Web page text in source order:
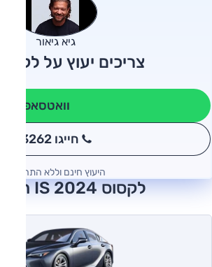
גיא גיאור
צריכים יעוץ על לקסוס IS?
וואטסאפ
חייגו 3262
היעוץ חינם וללא התחייבות
לקסוס IS 2024 חוות דעת